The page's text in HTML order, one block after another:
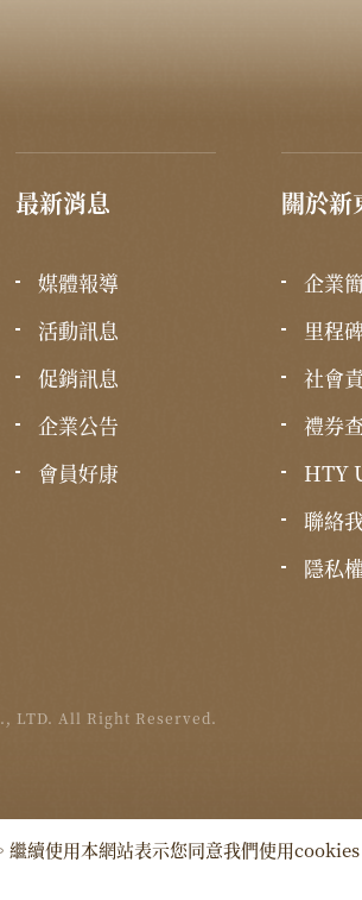
最新消息
媒體報導
活動訊息
促銷訊息
企業公告
會員好康
關於新
企業
里程
社會
禮券
HTY
聯絡
隱私
LTD. All Right Reserved.
續使用本網站表示您同意我們使用